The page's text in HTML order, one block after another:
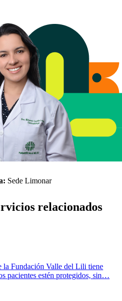
Sede Limonar
relacionados
la Fundación Valle del Lili tiene
pacientes estén protegidos, sin…